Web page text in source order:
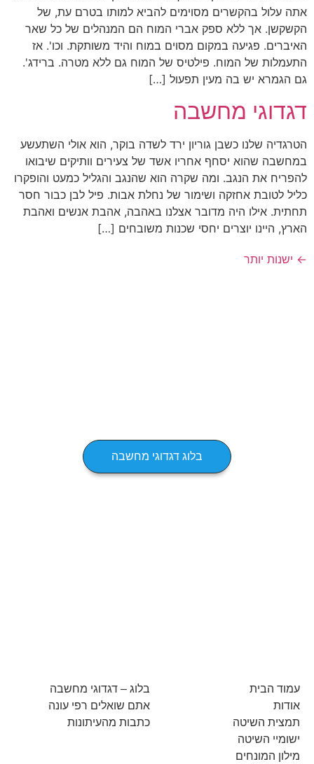
אתה עלול בהקשרים מסוימים להביא למותו בטרם עת, של
הקשקשן. אך ללא ספק אברי המוח הם המנהלים של כל שאר
האיברים. פגיעה במקום מסוים במוח והיד משותקת. וכו'. אז
התעמלות של המוח. פילטיס של המוח גם ללא מטרה. ברידג'.
גם הגמרא יש בה מעין תפעול […]
דגדוגי מחשבה
הטרגדיה שלנו כשבן גוריון ירד לשדה בוקר, הוא אולי השתעשע
במחשבה שהוא יסחף אחריו אשד של צעירים וותיקים שיבואו
להפריח את הנגב. ומה שקרה הוא שהנגב והגליל כמעט והופקרו
כליל לטובת אחזקה ושימור של נחלת אבות. פיל לבן כבור חסר
תחתית. אילו היה מדובר אצלנו באהבה, אהבת אנשים ואהבת
הארץ, היינו יוצרים יחסי שכנות משובחים […]
← ישנות יותר
בלוג דגדוגי מחשבה
עמוד הבית
אודות
תמצית השיטה
ישומיי השיטה
מילון המונחים
בלוג – דגדוגי מחשבה
אתם שואלים רפי עונה
כתבות מהעיתונות